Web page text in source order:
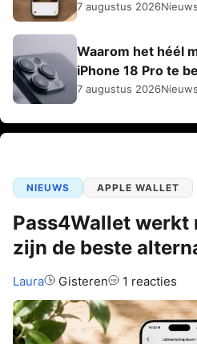
7 augustus 2026Nieuws
Waarom het héél
iPhone 18 Pro te
7 augustus 2026Nieuws
NIEUWS APPLE WALLET
Pass4Wallet werkt
zijn de beste
Auteur:
Laura Gisteren 1 reacties